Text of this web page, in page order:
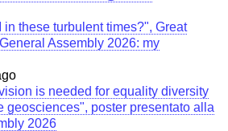
in these turbulent times?", Great
Assembly 2026: my
is needed for equality diversity
geosciences", poster presentato alla
2026